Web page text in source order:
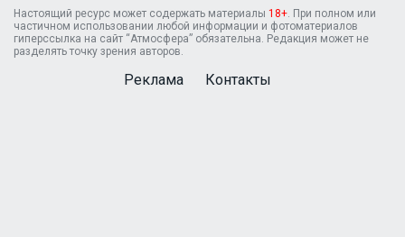
Настоящий ресурс может содержать материалы 18+. При полном или
частичном использовании любой информации и фотоматериалов
гиперссылка на сайт “Атмосфера” обязательна. Редакция может не
разделять точку зрения авторов.
Реклама Контакты